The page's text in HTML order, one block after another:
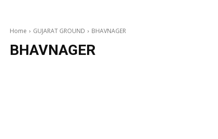
Home GUJARAT GROUND BHAVNAGER
BHAVNAGER